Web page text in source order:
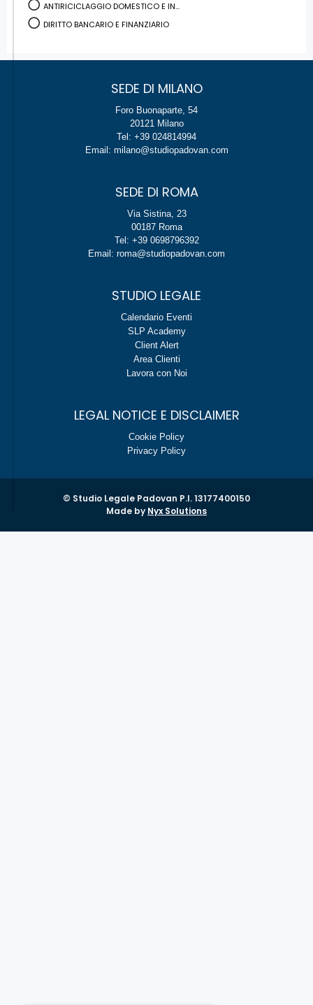
ANTIRICICLAGGIO DOMESTICO E IN...
DIRITTO BANCARIO E FINANZIARIO
SEDE DI MILANO
Foro Buonaparte, 54
20121 Milano
Tel: +39 024814994
Email: milano@studiopadovan.com
SEDE DI ROMA
Via Sistina, 23
00187 Roma
Tel: +39 0698796392
Email: roma@studiopadovan.com
STUDIO LEGALE
Calendario Eventi
SLP Academy
Client Alert
Area Clienti
Lavora con Noi
LEGAL NOTICE E DISCLAIMER
Cookie Policy
Privacy Policy
© Studio Legale Padovan P.I. 13177400150
Made by Nyx Solutions